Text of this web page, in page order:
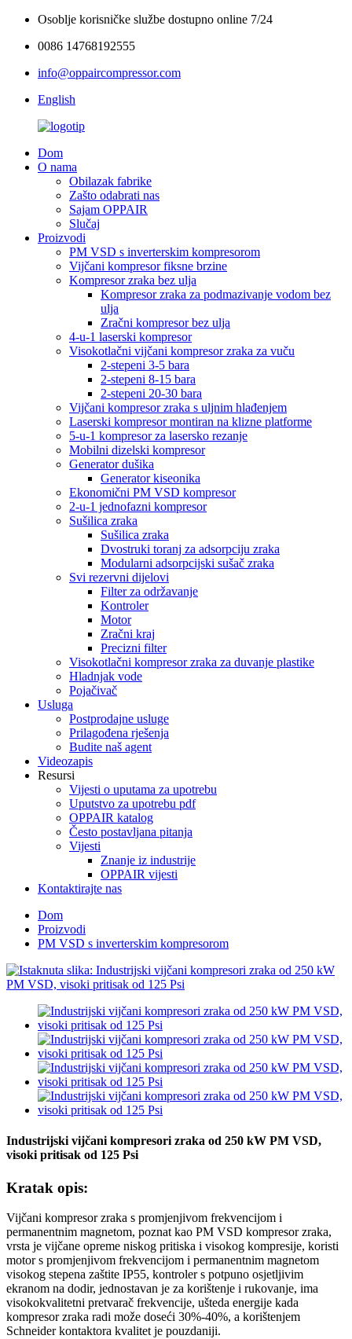
Osoblje korisničke službe dostupno online 7/24
0086 14768192555
info@oppaircompressor.com
English
Dom
O nama
Obilazak fabrike
Zašto odabrati nas
Sajam OPPAIR
Slučaj
Proizvodi
PM VSD s inverterskim kompresorom
Vijčani kompresor fiksne brzine
Kompresor zraka bez ulja
Kompresor zraka za podmazivanje vodom bez
ulja
Zračni kompresor bez ulja
4-u-1 laserski kompresor
Visokotlačni vijčani kompresor zraka za vuču
2-stepeni 3-5 bara
2-stepeni 8-15 bara
2-stepeni 20-30 bara
Vijčani kompresor zraka s uljnim hlađenjem
Laserski kompresor montiran na klizne platforme
5-u-1 kompresor za lasersko rezanje
Mobilni dizelski kompresor
Generator dušika
Generator kiseonika
Ekonomični PM VSD kompresor
2-u-1 jednofazni kompresor
Sušilica zraka
Sušilica zraka
Dvostruki toranj za adsorpciju zraka
Modularni adsorpcijski sušač zraka
Svi rezervni dijelovi
Filter za održavanje
Kontroler
Motor
Zračni kraj
Precizni filter
Visokotlačni kompresor zraka za duvanje plastike
Hladnjak vode
Pojačivač
Usluga
Postprodajne usluge
Prilagođena rješenja
Budite naš agent
Videozapis
Resursi
Vijesti o uputama za upotrebu
Uputstvo za upotrebu pdf
OPPAIR katalog
Često postavljana pitanja
Vijesti
Znanje iz industrije
OPPAIR vijesti
Kontaktirajte nas
Dom
Proizvodi
PM VSD s inverterskim kompresorom
Industrijski vijčani kompresori zraka od 250 kW PM VSD,
visoki pritisak od 125 Psi
Kratak opis:
Vijčani kompresor zraka s promjenjivom frekvencijom i
permanentnim magnetom, poznat kao PM VSD kompresor zraka,
vrsta je vijčane opreme niskog pritiska i visokog kompresije, koristi
motor s promjenjivom frekvencijom i permanentnim magnetom
visokog stepena zaštite IP55, kontroler s potpuno osjetljivim
ekranom na dodir, jednostavan je za korištenje i rukovanje, ima
visokokvalitetni pretvarač frekvencije, ušteda energije kada
kompresor zraka radi može doseći 30%-40%, a korištenjem
Schneider kontaktora kvalitet je pouzdaniji.